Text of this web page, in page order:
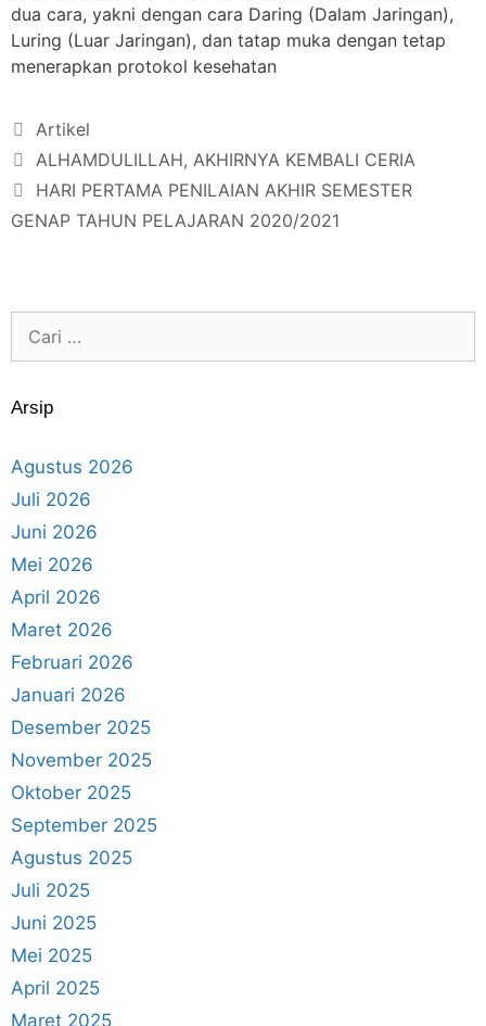
dua cara, yakni dengan cara Daring (Dalam Jaringan),
Luring (Luar Jaringan), dan tatap muka dengan tetap
menerapkan protokol kesehatan
Artikel
ALHAMDULILLAH, AKHIRNYA KEMBALI CERIA
HARI PERTAMA PENILAIAN AKHIR SEMESTER
GENAP TAHUN PELAJARAN 2020/2021
Arsip
Agustus 2026
Juli 2026
Juni 2026
Mei 2026
April 2026
Maret 2026
Februari 2026
Januari 2026
Desember 2025
November 2025
Oktober 2025
September 2025
Agustus 2025
Juli 2025
Juni 2025
Mei 2025
April 2025
Maret 2025